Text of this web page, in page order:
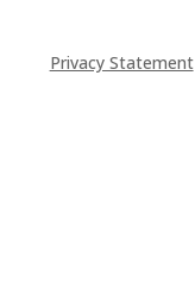
Privacy Statement